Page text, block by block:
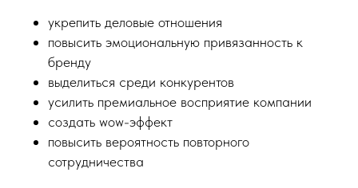
укрепить деловые отношения
повысить эмоциональную привязанность к
бренду
выделиться среди конкурентов
усилить премиальное восприятие компании
создать wow-эффект
повысить вероятность повторного
сотрудничества